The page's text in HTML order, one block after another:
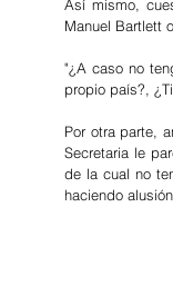
Así mismo,
Manuel Bartlett
"¿A caso no
propio país?,
Por otra parte,
Secretaria le
de la cual no
haciendo